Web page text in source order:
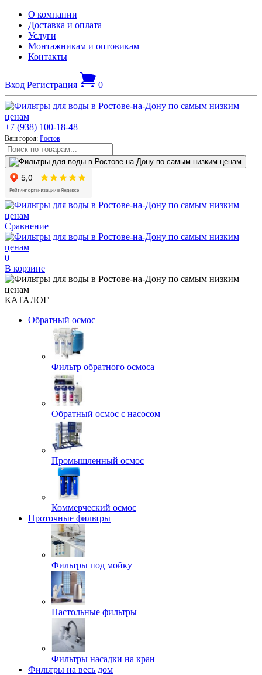
О компании
Доставка и оплата
Услуги
Монтажникам и оптовикам
Контакты
Вход Регистрация 0
+7 (938) 100-18-48
Ваш город: Ростов
Сравнение
0
В корзине
КАТАЛОГ
Обратный осмос
Фильтр обратного осмоса
Обратный осмос с насосом
Промышленный осмос
Коммерческий осмос
Проточные фильтры
Фильтры под мойку
Настольные фильтры
Фильтры насадки на кран
Фильтры на весь дом